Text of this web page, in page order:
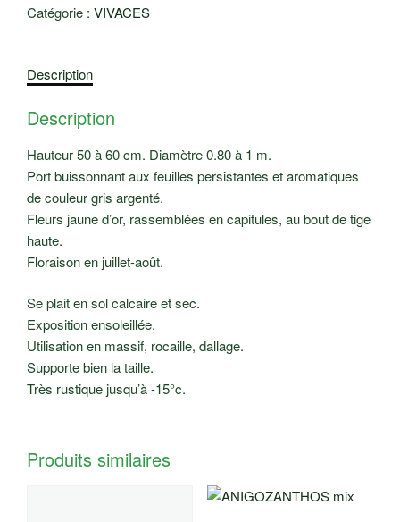
Catégorie : VIVACES
Description
Description
Hauteur 50 à 60 cm. Diamètre 0.80 à 1 m.
Port buissonnant aux feuilles persistantes et aromatiques
de couleur gris argenté.
Fleurs jaune d’or, rassemblées en capitules, au bout de tige
haute.
Floraison en juillet-août.
Se plait en sol calcaire et sec.
Exposition ensoleillée.
Utilisation en massif, rocaille, dallage.
Supporte bien la taille.
Très rustique jusqu’à -15°c.
Produits similaires